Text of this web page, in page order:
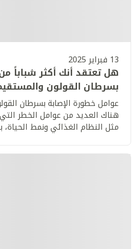
13 فبراير 2025
هل تعتقد أنك أكثر شباباً
بسرطان القولون
عوامل خطورة الإصابة بسرطان
هناك العديد من عوامل الخطر
مثل النظام الغذائي ونمط الحياة،
تعرف المزيد.